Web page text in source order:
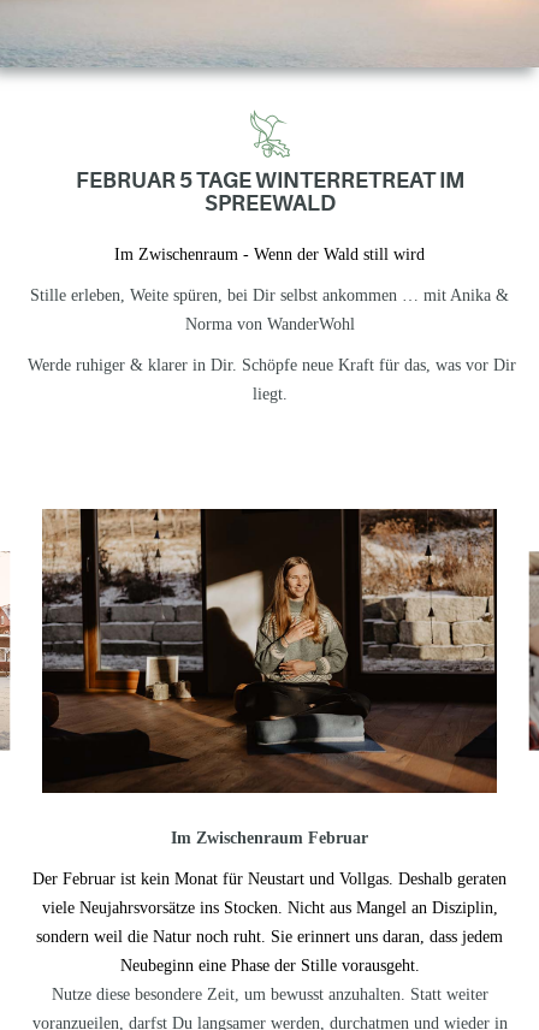
FEBRUAR 5 TAGE WINTERRETREAT IM
SPREEWALD
Im Zwischenraum - Wenn der Wald still wird
Stille erleben, Weite spüren, bei Dir selbst ankommen … mit Anika &
Norma von WanderWohl
Werde ruhiger & klarer in Dir. Schöpfe neue Kraft für das, was vor Dir
liegt.
Im Zwischenraum Februar
Der Februar ist kein Monat für Neustart und Vollgas. Deshalb geraten
viele Neujahrsvorsätze ins Stocken. Nicht aus Mangel an Disziplin,
sondern weil die Natur noch ruht. Sie erinnert uns daran, dass jedem
Neubeginn eine Phase der Stille vorausgeht.​
Nutze diese besondere Zeit, um bewusst anzuhalten. Statt weiter
voranzueilen, darfst Du langsamer werden, durchatmen und wieder in